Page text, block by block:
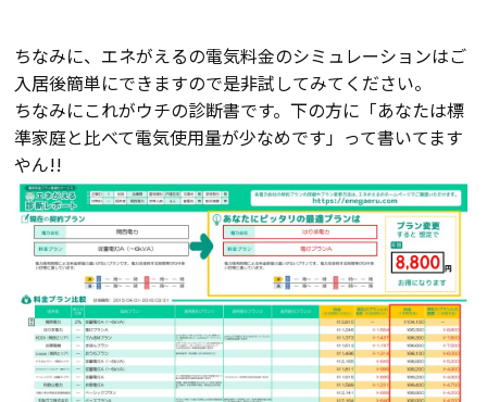
ちなみに、エネがえるの電気料金のシミュレーションはご
入居後簡単にできますので是非試してみてください。
ちなみにこれがウチの診断書です。下の方に「あなたは標
準家庭と比べて電気使用量が少なめです」って書いてます
やん!!